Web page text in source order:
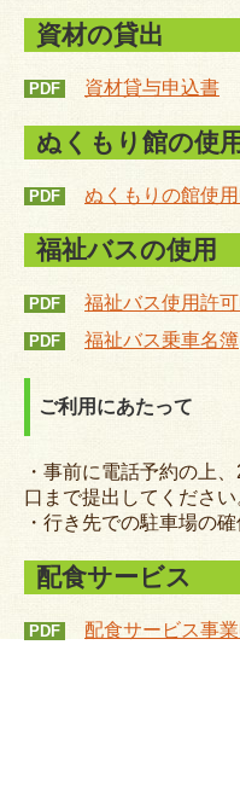
問い合わせ
ボランティアに関心のあ
ボランティアセンター
ボランティアグループ
地域福祉活動
要援護者見守りネット
共同募金
講座・イベント
社協だより
資材の貸出
PDF 資材貸与申込書
ぬくもり館の使用
PDF ぬくもりの館使
福祉バスの使用
PDF 福祉バス使用許
PDF 福祉バス乗車名簿
ご利用にあたって
・事前に電話予約の上
口まで提出してください
・行き先での駐車場の
配食サービス
PDF 配食サービス事